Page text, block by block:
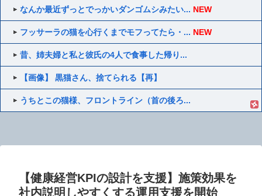
なんか最近ずっとでっかいダンゴムシみたい... NEW
フッサーラの猫を心行くまでモフってたら・... NEW
昔、姉夫婦と私と彼氏の4人で食事した帰り...
【画像】 黒猫さん、捨てられる【再】
うちとこの猫様、フロントライン（首の後ろ...
【健康経営KPIの設計を支援】施策効果を
社内説明しやすくする運用支援を開始